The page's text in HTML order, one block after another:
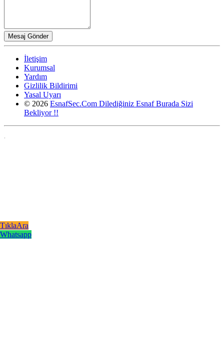
TıklaAra
Whatsapp
İletişim
Kurumsal
Yardım
Gizlilik Bildirimi
Yasal Uyarı
© 2026 EsnafSec.Com Dilediğiniz Esnaf Burada Sizi
Bekliyor !!
,